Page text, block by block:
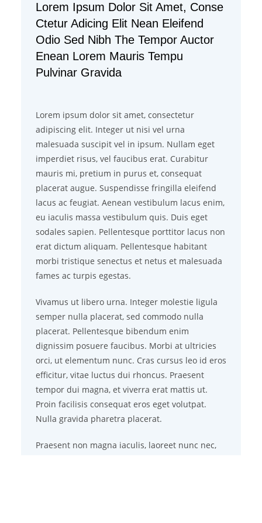
Lorem Ipsum Dolor Sit Amet, Conse
Ctetur Adicing Elit Nean Eleifend
Odio Sed Nibh The Tempor Auctor
Enean Lorem Mauris Tempu
Pulvinar Gravida
Lorem ipsum dolor sit amet, consectetur
adipiscing elit. Integer ut nisi vel urna
malesuada suscipit vel in ipsum. Nullam eget
imperdiet risus, vel faucibus erat. Curabitur
mauris mi, pretium in purus et, consequat
placerat augue. Suspendisse fringilla eleifend
lacus ac feugiat. Aenean vestibulum lacus enim,
eu iaculis massa vestibulum quis. Duis eget
sodales sapien. Pellentesque porttitor lacus non
erat dictum aliquam. Pellentesque habitant
morbi tristique senectus et netus et malesuada
fames ac turpis egestas.
Vivamus ut libero urna. Integer molestie ligula
semper nulla placerat, sed commodo nulla
placerat. Pellentesque bibendum enim
dignissim posuere faucibus. Morbi at ultricies
orci, ut elementum nunc. Cras cursus leo id eros
efficitur, vitae luctus dui rhoncus. Praesent
tempor dui magna, et viverra erat mattis ut.
Proin facilisis consequat eros eget volutpat.
Nulla gravida pharetra placerat.
Praesent non magna iaculis, laoreet nunc nec,